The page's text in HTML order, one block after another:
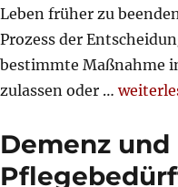
Leben früher zu
Prozess der
bestimmte Maßnahme
zulassen oder …
Demenz und